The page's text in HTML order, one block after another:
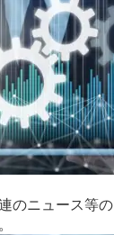
のニュース等の